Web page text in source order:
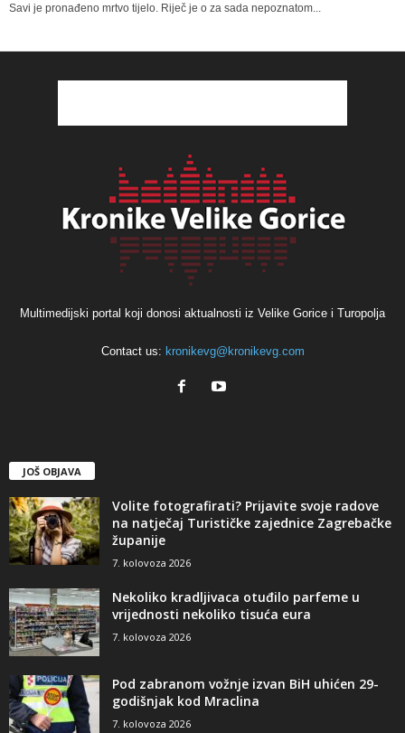
Savi je pronađeno mrtvo tijelo. Riječ je o za sada nepoznatom...
Multimedijski portal koji donosi aktualnosti iz Velike Gorice i Turopolja
Contact us: kronikevg@kronikevg.com
JOŠ OBJAVA
Volite fotografirati? Prijavite svoje radove
na natječaj Turističke zajednice Zagrebačke
županije
7. kolovoza 2026
Nekoliko kradljivaca otuđilo parfeme u
vrijednosti nekoliko tisuća eura
7. kolovoza 2026
Pod zabranom vožnje izvan BiH uhićen 29-
godišnjak kod Mraclina
7. kolovoza 2026